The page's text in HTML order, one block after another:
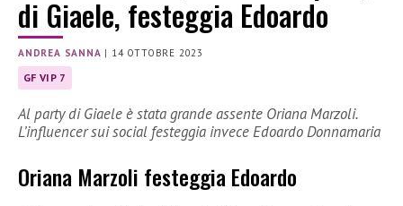
di Giaele, festeggia Edoardo
ANDREA SANNA | 14 OTTOBRE 2023
GF VIP 7
Al party di Giaele è stata grande assente Oriana Marzoli.
L’influencer sui social festeggia invece Edoardo Donnamaria
Oriana Marzoli festeggia Edoardo